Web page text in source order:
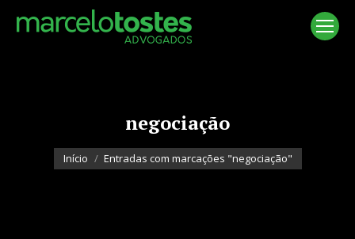
negociação
Você está aqui:
Início Entradas com marcações "negociação"